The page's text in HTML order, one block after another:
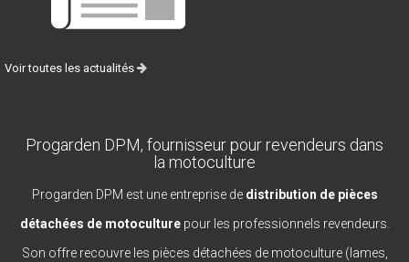
Voir toutes les actualités
Progarden DPM, fournisseur pour revendeurs dans
la motoculture
Progarden DPM est une entreprise de distribution de pièces
détachées de motoculturepour les professionnels revendeurs.
Son offre recouvre les pièces détachées de motoculture (lames,